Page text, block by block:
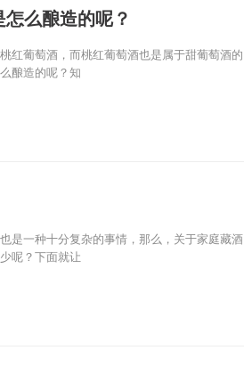
么酿造的呢？
红葡萄酒，而桃红葡萄酒也是属于甜葡萄酒的
酿造的呢？知
是一种十分复杂的事情，那么，关于家庭藏酒
呢？下面就让